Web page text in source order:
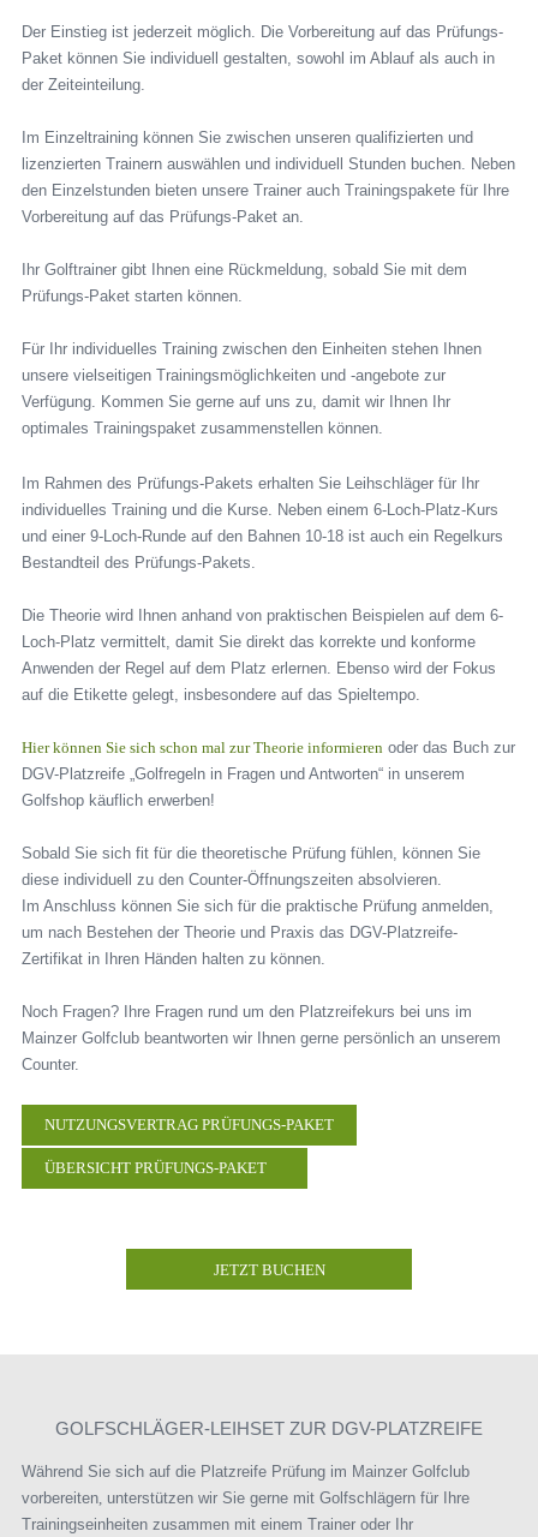
Der Einstieg ist jederzeit möglich. Die Vorbereitung auf das Prüfungs-
Paket können Sie individuell gestalten, sowohl im Ablauf als auch in
der Zeiteinteilung.
Im Einzeltraining können Sie zwischen unseren qualifizierten und
lizenzierten Trainern auswählen und individuell Stunden buchen. Neben
den Einzelstunden bieten unsere Trainer auch Trainingspakete für Ihre
Vorbereitung auf das Prüfungs-Paket an.
Ihr Golftrainer gibt Ihnen eine Rückmeldung, sobald Sie mit dem
Prüfungs-Paket starten können.
Für Ihr individuelles Training zwischen den Einheiten stehen Ihnen
unsere vielseitigen Trainingsmöglichkeiten und -angebote zur
Verfügung. Kommen Sie gerne auf uns zu, damit wir Ihnen Ihr
optimales Trainingspaket zusammenstellen können.
Im Rahmen des Prüfungs-Pakets erhalten Sie Leihschläger für Ihr
individuelles Training und die Kurse. Neben einem 6-Loch-Platz-Kurs
und einer 9-Loch-Runde auf den Bahnen 10-18 ist auch ein Regelkurs
Bestandteil des Prüfungs-Pakets.
Die Theorie wird Ihnen anhand von praktischen Beispielen auf dem 6-
Loch-Platz vermittelt, damit Sie direkt das korrekte und konforme
Anwenden der Regel auf dem Platz erlernen. Ebenso wird der Fokus
auf die Etikette gelegt, insbesondere auf das Spieltempo.
Hier können Sie sich schon mal zur Theorie informieren oder das Buch zur
DGV-Platzreife „Golfregeln in Fragen und Antworten“ in unserem
Golfshop käuflich erwerben!
Sobald Sie sich fit für die theoretische Prüfung fühlen, können Sie
diese individuell zu den Counter-Öffnungszeiten absolvieren.
Im Anschluss können Sie sich für die praktische Prüfung anmelden,
um nach Bestehen der Theorie und Praxis das DGV-Platzreife-
Zertifikat in Ihren Händen halten zu können.
Noch Fragen? Ihre Fragen rund um den Platzreifekurs bei uns im
Mainzer Golfclub beantworten wir Ihnen gerne persönlich an unserem
Counter.
NUTZUNGSVERTRAG PRÜFUNGS-PAKET
ÜBERSICHT PRÜFUNGS-PAKET
JETZT BUCHEN
GOLFSCHLÄGER-LEIHSET ZUR DGV-PLATZREIFE
Während Sie sich auf die Platzreife Prüfung im Mainzer Golfclub
vorbereiten, unterstützen wir Sie gerne mit Golfschlägern für Ihre
Trainingseinheiten zusammen mit einem Trainer oder Ihr